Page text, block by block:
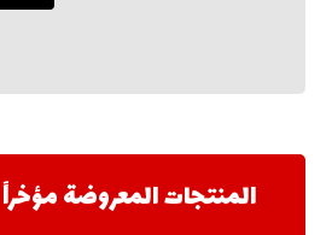
المنتجات المعروضة مؤخراً